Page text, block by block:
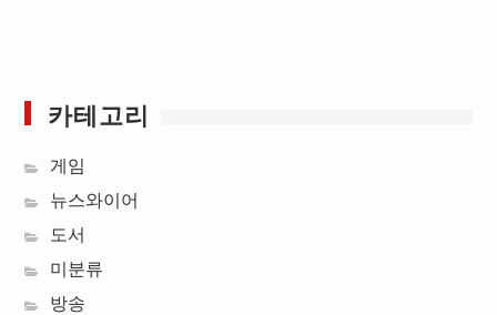
카테고리
게임
뉴스와이어
도서
미분류
방송